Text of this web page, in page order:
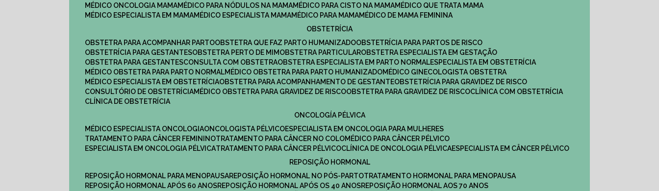
MÉDICO ONCOLOGIA MAMA
MÉDICO PARA NÓDULOS NA MAMA MÉDICO PARA CISTO NA MAMA
MÉDICO QUE TRATA MAMA
MÉDICO ESPECIALISTA EM MAMA
MÉDICO ESPECIALISTA MAMA MÉDICO PARA MAMA
MÉDICO DE MAMA FEMININA
OBSTETRÍCIA
OBSTETRA PARA ACOMPANHAR PARTO
OBSTETRA QUE FAZ PARTO HUMANIZADO
OBSTETRÍCIA PARA PARTOS DE RISCO
OBSTETRÍCIA PARA GESTANTES
OBSTETRA PERTO DE MIM OBSTETRA PARTICULAR
OBSTETRA ESPECIALISTA EM GESTAÇÃO
OBSTETRA PARA GESTANTES
CONSULTA COM OBSTETRA OBSTETRA ESPECIALISTA EM PARTO NORMAL ESPECIALISTA EM OBSTETRÍCIA
MÉDICO OBSTETRA PARA PARTO NORMAL
MÉDICO OBSTETRA PARA PARTO HUMANIZADO
MÉDICO GINECOLOGISTA OBSTETRA
MÉDICO ESPECIALISTA EM OBSTETRÍCIA
OBSTETRA PARA ACOMPANHAMENTO DE GESTANTE
OBSTETRÍCIA PARA GRAVIDEZ DE RISCO
CONSULTÓRIO DE OBSTETRÍCIA
MÉDICO OBSTETRA PARA GRAVIDEZ DE RISCO OBSTETRA PARA GRAVIDEZ DE RISCO
CLÍNICA COM OBSTETRÍCIA
CLÍNICA DE OBSTETRÍCIA
ONCOLOGÍA PÉLVICA
MÉDICO ESPECIALISTA ONCOLOGIA
ONCOLOGISTA PÉLVICO ESPECIALISTA EM ONCOLOGIA PARA MULHERES
TRATAMENTO PARA CÂNCER FEMININO
TRATAMENTO PARA CÂNCER NO COLO
MÉDICO PARA CÂNCER PÉLVICO
ESPECIALISTA EM ONCOLOGIA PÉLVICA
TRATAMENTO PARA CÂNCER PÉLVICO CLÍNICA DE ONCOLOGIA PÉLVICA ESPECIALISTA EM CÂNCER PÉLVICO
REPOSIÇÃO HORMONAL
REPOSIÇÃO HORMONAL PARA MENOPAUSA
REPOSIÇÃO HORMONAL NO PÓS-PARTO
TRATAMENTO HORMONAL PARA MENOPAUSA
REPOSIÇÃO HORMONAL APÓS 60 ANOS
REPOSIÇÃO HORMONAL APÓS OS 40 ANOS
REPOSIÇÃO HORMONAL AOS 70 ANOS